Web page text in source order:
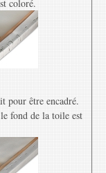
coloré.
pour être encadré.
fond de la toile est